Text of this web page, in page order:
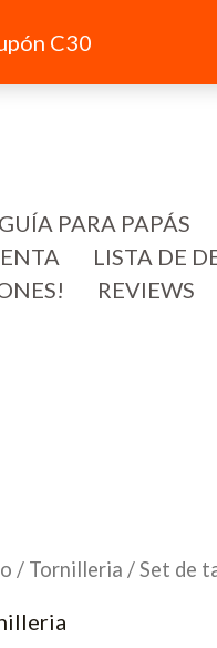
C30
GUÍA PARA PAPÁS
LISTA DE
REVIEWS
/ Tornilleria / Set de